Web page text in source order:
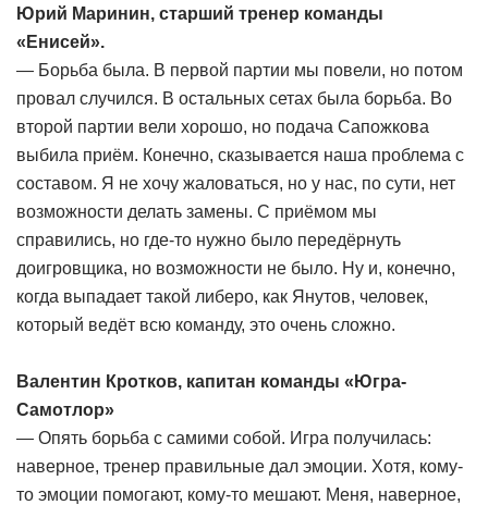
Юрий Маринин, старший тренер команды
«Енисей».
— Борьба была. В первой партии мы повели, но потом
провал случился. В остальных сетах была борьба. Во
второй партии вели хорошо, но подача Сапожкова
выбила приём. Конечно, сказывается наша проблема с
составом. Я не хочу жаловаться, но у нас, по сути, нет
возможности делать замены. С приёмом мы
справились, но где-то нужно было передёрнуть
доигровщика, но возможности не было. Ну и, конечно,
когда выпадает такой либеро, как Янутов, человек,
который ведёт всю команду, это очень сложно.
Валентин Кротков, капитан команды «Югра-
Самотлор»
— Опять борьба с самими собой. Игра получилась:
наверное, тренер правильные дал эмоции. Хотя, кому-
то эмоции помогают, кому-то мешают. Меня, наверное,